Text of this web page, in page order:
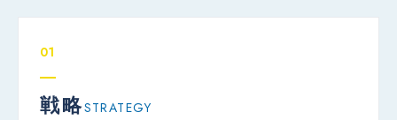
01
戦略STRATEGY